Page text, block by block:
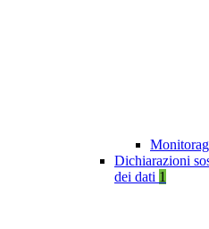
Dichiarazioni
dei dati 1